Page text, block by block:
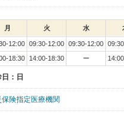
月 火 水
12:00 09:30-12:00 09:30-12:00
18:30
14:00-18:30 ー
：日
保険指定医療機関